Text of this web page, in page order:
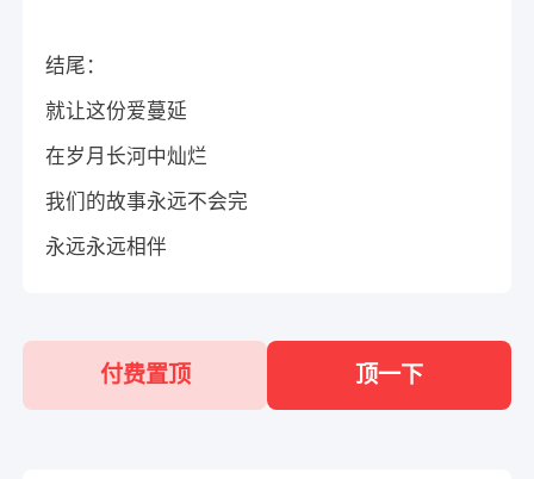
结尾：
就让这份爱蔓延
在岁月长河中灿烂
我们的故事永远不会完
永远永远相伴
付费置顶 顶一下